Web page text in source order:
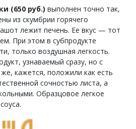
(650 руб.) выполнен точно так,
из скумбрии горячего
лежит печень. Ее вкус — тот
При этом в субпродукте
только воздушная легкость.
узнаваемый сразу, но с
кажется, положили как есть
сочностью листа, а
Образцовое легкое